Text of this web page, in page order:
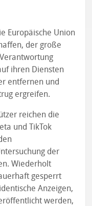
Europäische Union
der große
ihren Diensten
entfernen und
ergreifen.
reichen die
und TikTok
der
Wiederholt
gesperrt
Anzeigen,
werden,